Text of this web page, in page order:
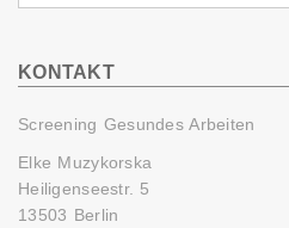
for
KONTAKT
Screening Gesundes Arbeiten
Elke Muzykorska
Heiligenseestr. 5
13503 Berlin